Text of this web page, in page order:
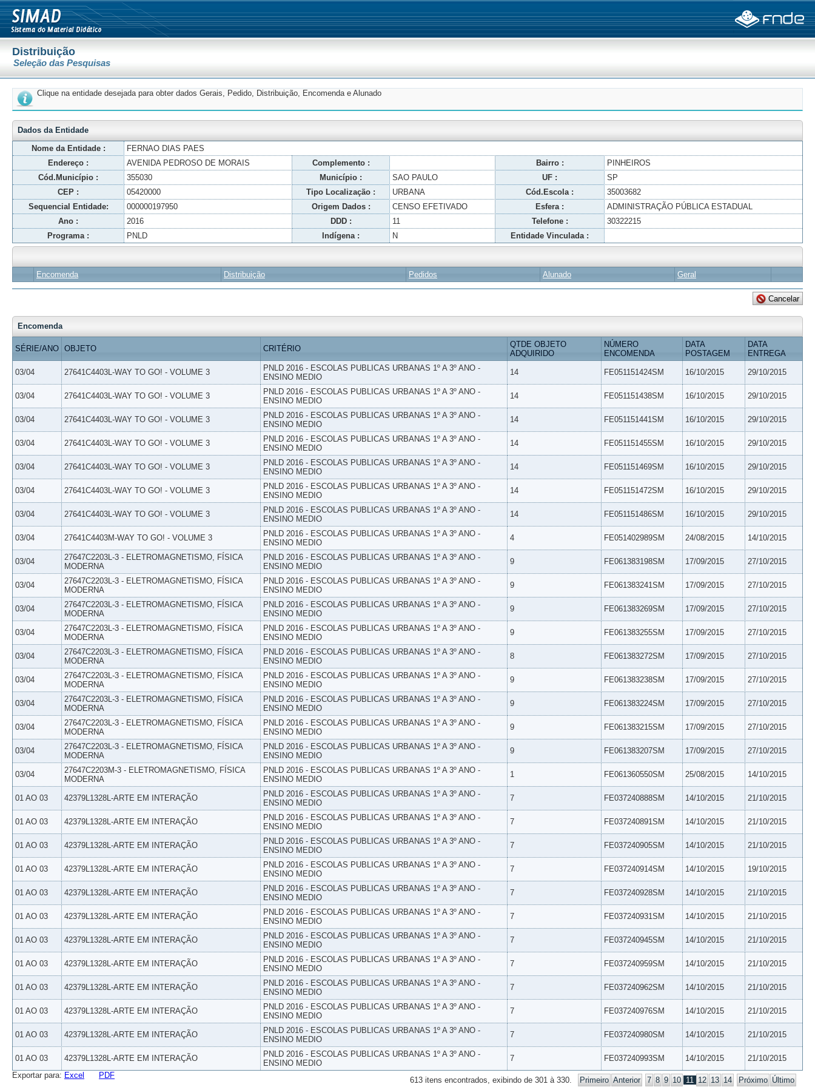
Distribuição
Seleção das Pesquisas
Clique na entidade desejada para obter dados Gerais, Pedido, Distribuição, Encomenda e Alunado
Dados da Entidade
Nome da Entidade :
FERNAO DIAS PAES
Endereço :
AVENIDA PEDROSO DE MORAIS Complemento : Bairro :
PINHEIROS
Cód.Município :
355030 Município : SAO PAULO UF :
SP
CEP :
05420000 Tipo Localização : URBANA Cód.Escola :
35003682
Sequencial Entidade:
000000197950 Origem Dados : CENSO EFETIVADO Esfera :
ADMINISTRAÇÃO PÚBLICA ESTADUAL
Ano :
2016 DDD : 11 Telefone :
30322215
Programa :
PNLD Indígena : N Entidade Vinculada :
Encomenda Distribuição Pedidos Alunado Geral
Encomenda
SÉRIE/ANO OBJETO CRITÉRIO
QTDE OBJETO
ADQUIRIDO
NÚMERO
ENCOMENDA
DATA
POSTAGEM
DATA
ENTREGA
03/04 27641C4403L-WAY TO GO! - VOLUME 3
PNLD 2016 - ESCOLAS PUBLICAS URBANAS 1º A 3º ANO -
ENSINO MEDIO
14 FE051151424SM 16/10/2015 29/10/2015
03/04 27641C4403L-WAY TO GO! - VOLUME 3
PNLD 2016 - ESCOLAS PUBLICAS URBANAS 1º A 3º ANO -
ENSINO MEDIO
14 FE051151438SM 16/10/2015 29/10/2015
03/04 27641C4403L-WAY TO GO! - VOLUME 3
PNLD 2016 - ESCOLAS PUBLICAS URBANAS 1º A 3º ANO -
ENSINO MEDIO
14 FE051151441SM 16/10/2015 29/10/2015
03/04 27641C4403L-WAY TO GO! - VOLUME 3
PNLD 2016 - ESCOLAS PUBLICAS URBANAS 1º A 3º ANO -
ENSINO MEDIO
14 FE051151455SM 16/10/2015 29/10/2015
03/04 27641C4403L-WAY TO GO! - VOLUME 3
PNLD 2016 - ESCOLAS PUBLICAS URBANAS 1º A 3º ANO -
ENSINO MEDIO
14 FE051151469SM 16/10/2015 29/10/2015
03/04 27641C4403L-WAY TO GO! - VOLUME 3
PNLD 2016 - ESCOLAS PUBLICAS URBANAS 1º A 3º ANO -
ENSINO MEDIO
14 FE051151472SM 16/10/2015 29/10/2015
03/04 27641C4403L-WAY TO GO! - VOLUME 3
PNLD 2016 - ESCOLAS PUBLICAS URBANAS 1º A 3º ANO -
ENSINO MEDIO
14 FE051151486SM 16/10/2015 29/10/2015
03/04 27641C4403M-WAY TO GO! - VOLUME 3
PNLD 2016 - ESCOLAS PUBLICAS URBANAS 1º A 3º ANO -
ENSINO MEDIO
4 FE051402989SM 24/08/2015 14/10/2015
03/04
27647C2203L-3 - ELETROMAGNETISMO, FÍSICA
MODERNA
PNLD 2016 - ESCOLAS PUBLICAS URBANAS 1º A 3º ANO -
ENSINO MEDIO
9 FE061383198SM 17/09/2015 27/10/2015
03/04
27647C2203L-3 - ELETROMAGNETISMO, FÍSICA
MODERNA
PNLD 2016 - ESCOLAS PUBLICAS URBANAS 1º A 3º ANO -
ENSINO MEDIO
9 FE061383241SM 17/09/2015 27/10/2015
03/04
27647C2203L-3 - ELETROMAGNETISMO, FÍSICA
MODERNA
PNLD 2016 - ESCOLAS PUBLICAS URBANAS 1º A 3º ANO -
ENSINO MEDIO
9 FE061383269SM 17/09/2015 27/10/2015
03/04
27647C2203L-3 - ELETROMAGNETISMO, FÍSICA
MODERNA
PNLD 2016 - ESCOLAS PUBLICAS URBANAS 1º A 3º ANO -
ENSINO MEDIO
9 FE061383255SM 17/09/2015 27/10/2015
03/04
27647C2203L-3 - ELETROMAGNETISMO, FÍSICA
MODERNA
PNLD 2016 - ESCOLAS PUBLICAS URBANAS 1º A 3º ANO -
ENSINO MEDIO
8 FE061383272SM 17/09/2015 27/10/2015
03/04
27647C2203L-3 - ELETROMAGNETISMO, FÍSICA
MODERNA
PNLD 2016 - ESCOLAS PUBLICAS URBANAS 1º A 3º ANO -
ENSINO MEDIO
9 FE061383238SM 17/09/2015 27/10/2015
03/04
27647C2203L-3 - ELETROMAGNETISMO, FÍSICA
MODERNA
PNLD 2016 - ESCOLAS PUBLICAS URBANAS 1º A 3º ANO -
ENSINO MEDIO
9 FE061383224SM 17/09/2015 27/10/2015
03/04
27647C2203L-3 - ELETROMAGNETISMO, FÍSICA
MODERNA
PNLD 2016 - ESCOLAS PUBLICAS URBANAS 1º A 3º ANO -
ENSINO MEDIO
9 FE061383215SM 17/09/2015 27/10/2015
03/04
27647C2203L-3 - ELETROMAGNETISMO, FÍSICA
MODERNA
PNLD 2016 - ESCOLAS PUBLICAS URBANAS 1º A 3º ANO -
ENSINO MEDIO
9 FE061383207SM 17/09/2015 27/10/2015
03/04
27647C2203M-3 - ELETROMAGNETISMO, FÍSICA
MODERNA
PNLD 2016 - ESCOLAS PUBLICAS URBANAS 1º A 3º ANO -
ENSINO MEDIO
1 FE061360550SM 25/08/2015 14/10/2015
01 AO 03 42379L1328L-ARTE EM INTERAÇÃO
PNLD 2016 - ESCOLAS PUBLICAS URBANAS 1º A 3º ANO -
ENSINO MEDIO
7 FE037240888SM 14/10/2015 21/10/2015
01 AO 03 42379L1328L-ARTE EM INTERAÇÃO
PNLD 2016 - ESCOLAS PUBLICAS URBANAS 1º A 3º ANO -
ENSINO MEDIO
7 FE037240891SM 14/10/2015 21/10/2015
01 AO 03 42379L1328L-ARTE EM INTERAÇÃO
PNLD 2016 - ESCOLAS PUBLICAS URBANAS 1º A 3º ANO -
ENSINO MEDIO
7 FE037240905SM 14/10/2015 21/10/2015
01 AO 03 42379L1328L-ARTE EM INTERAÇÃO
PNLD 2016 - ESCOLAS PUBLICAS URBANAS 1º A 3º ANO -
ENSINO MEDIO
7 FE037240914SM 14/10/2015 19/10/2015
01 AO 03 42379L1328L-ARTE EM INTERAÇÃO
PNLD 2016 - ESCOLAS PUBLICAS URBANAS 1º A 3º ANO -
ENSINO MEDIO
7 FE037240928SM 14/10/2015 21/10/2015
01 AO 03 42379L1328L-ARTE EM INTERAÇÃO
PNLD 2016 - ESCOLAS PUBLICAS URBANAS 1º A 3º ANO -
ENSINO MEDIO
7 FE037240931SM 14/10/2015 21/10/2015
01 AO 03 42379L1328L-ARTE EM INTERAÇÃO
PNLD 2016 - ESCOLAS PUBLICAS URBANAS 1º A 3º ANO -
ENSINO MEDIO
7 FE037240945SM 14/10/2015 21/10/2015
01 AO 03 42379L1328L-ARTE EM INTERAÇÃO
PNLD 2016 - ESCOLAS PUBLICAS URBANAS 1º A 3º ANO -
ENSINO MEDIO
7 FE037240959SM 14/10/2015 21/10/2015
01 AO 03 42379L1328L-ARTE EM INTERAÇÃO
PNLD 2016 - ESCOLAS PUBLICAS URBANAS 1º A 3º ANO -
ENSINO MEDIO
7 FE037240962SM 14/10/2015 21/10/2015
01 AO 03 42379L1328L-ARTE EM INTERAÇÃO
PNLD 2016 - ESCOLAS PUBLICAS URBANAS 1º A 3º ANO -
ENSINO MEDIO
7 FE037240976SM 14/10/2015 21/10/2015
01 AO 03 42379L1328L-ARTE EM INTERAÇÃO
PNLD 2016 - ESCOLAS PUBLICAS URBANAS 1º A 3º ANO -
ENSINO MEDIO
7 FE037240980SM 14/10/2015 21/10/2015
01 AO 03 42379L1328L-ARTE EM INTERAÇÃO
PNLD 2016 - ESCOLAS PUBLICAS URBANAS 1º A 3º ANO -
ENSINO MEDIO
7 FE037240993SM 14/10/2015 21/10/2015
613 itens encontrados, exibindo de 301 à 330. Primeiro Anterior 7 8 9 10 11 12 13 14 Próximo Último
Exportar para: Excel PDF